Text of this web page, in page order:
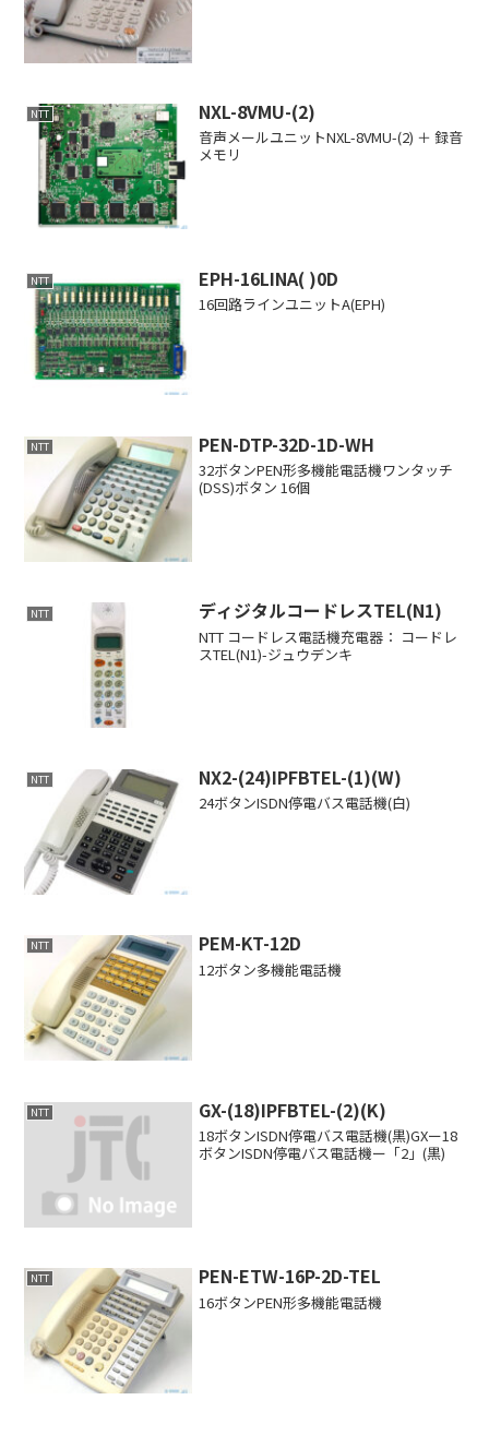
NTT NXL-8VMU-(2)
音声メールユニットNXL-8VMU-(2) ＋ 録音
メモリ
NTT EPH-16LINA( )0D
16回路ラインユニットA(EPH)
NTT PEN-DTP-32D-1D-WH
32ボタンPEN形多機能電話機ワンタッチ
(DSS)ボタン 16個
NTT ディジタルコードレスTEL(N1)
NTT コードレス電話機充電器： コードレ
スTEL(N1)-ジュウデンキ
NTT NX2-(24)IPFBTEL-(1)(W)
24ボタンISDN停電バス電話機(白)
NTT PEM-KT-12D
12ボタン多機能電話機
NTT GX-(18)IPFBTEL-(2)(K)
18ボタンISDN停電バス電話機(黒)GXー18
ボタンISDN停電バス電話機ー「2」(黒)
NTT PEN-ETW-16P-2D-TEL
16ボタンPEN形多機能電話機